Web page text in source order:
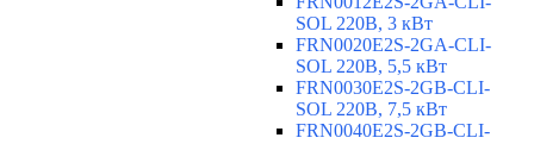
SOL 220В, 3 кВт
FRN0020E2S-2GA-CLI-
SOL 220В, 5,5 кВт
FRN0030E2S-2GB-CLI-
SOL 220В, 7,5 кВт
FRN0040E2S-2GB-CLI-